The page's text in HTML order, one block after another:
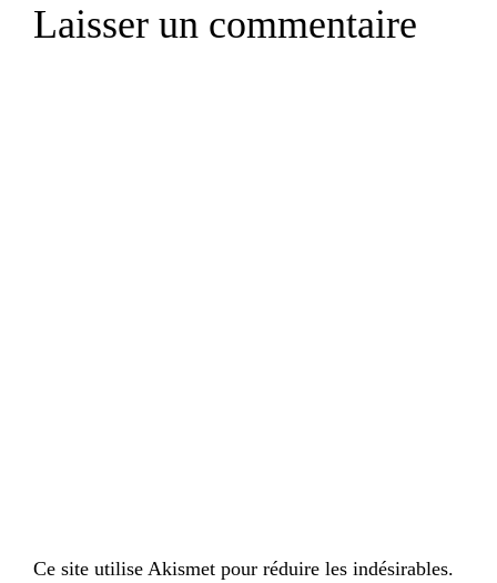
Laisser un commentaire
Ce site utilise Akismet pour réduire les indésirables.